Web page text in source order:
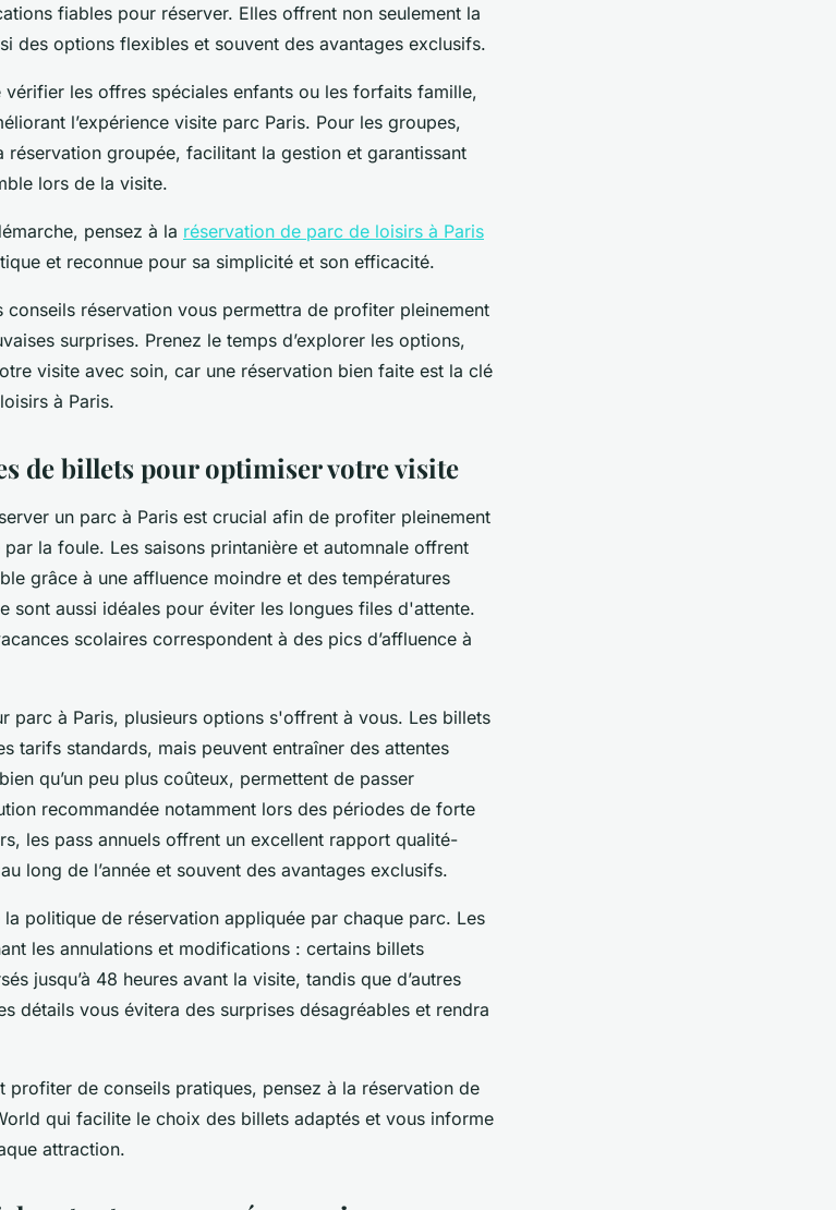
fiables pour réserver. Elles offrent non seulement la
des options flexibles et souvent des avantages exclusifs.
les offres spéciales enfants ou les forfaits famille,
l’expérience visite parc Paris. Pour les groupes,
groupée, facilitant la gestion et garantissant
lors de la visite.
pensez à la réservation de parc de loisirs à Paris
et reconnue pour sa simplicité et son efficacité.
conseils réservation vous permettra de profiter pleinement
surprises. Prenez le temps d’explorer les options,
visite avec soin, car une réservation bien faite est la clé
à Paris.
de billets pour optimiser votre visite
un parc à Paris est crucial afin de profiter pleinement
la foule. Les saisons printanière et automnale offrent
grâce à une affluence moindre et des températures
sont aussi idéales pour éviter les longues files d'attente.
scolaires correspondent à des pics d’affluence à
parc à Paris, plusieurs options s'offrent à vous. Les billets
tarifs standards, mais peuvent entraîner des attentes
qu’un peu plus coûteux, permettent de passer
recommandée notamment lors des périodes de forte
les pass annuels offrent un excellent rapport qualité-
long de l’année et souvent des avantages exclusifs.
politique de réservation appliquée par chaque parc. Les
les annulations et modifications : certains billets
jusqu’à 48 heures avant la visite, tandis que d’autres
détails vous évitera des surprises désagréables et rendra
profiter de conseils pratiques, pensez à la réservation de
qui facilite le choix des billets adaptés et vous informe
attraction.